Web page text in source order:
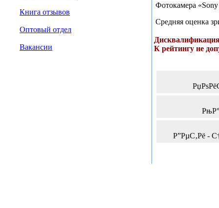
Книга отзывов
Оптовый отдел
Вакансии
Фотокамера
Средняя оценка
К рейтингу не
Р”РµС‚Рё -